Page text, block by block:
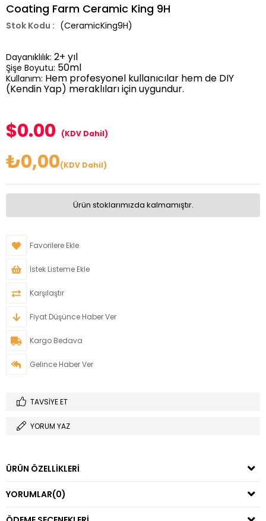
Coating Farm Ceramic King 9H
(CeramicKing9H)
Dayanıklılık: 2+ yıl
Şişe Boyutu: 50ml
Kullanım: Hem profesyonel kullanıcılar hem de DIY
(Kendin Yap) meraklıları için uygundur.
$0.00 (KDV Dahil)
₺0,00(KDV Dahil)
Ürün stoklarımızda kalmamıştır.
Favorilere Ekle
İstek Listeme Ekle
Karşılaştır
Fiyat Düşünce Haber Ver
Kargo Bedava
Gelince Haber Ver
TAVSIYE ET
YORUM YAZ
ÜRÜN ÖZELLIKLERI
YORUMLAR(0)